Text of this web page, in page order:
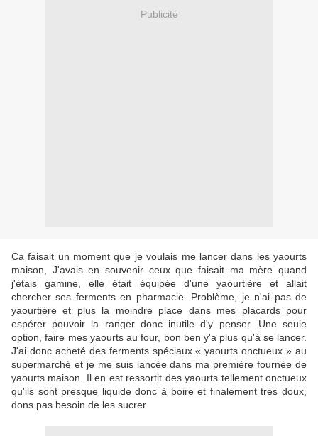
Publicité
Ca faisait un moment que je voulais me lancer dans les yaourts
maison, J'avais en souvenir ceux que faisait ma mère quand
j'étais gamine, elle était équipée d'une yaourtière et allait
chercher ses ferments en pharmacie. Problème, je n'ai pas de
yaourtière et plus la moindre place dans mes placards pour
espérer pouvoir la ranger donc inutile d'y penser. Une seule
option, faire mes yaourts au four, bon ben y'a plus qu'à se lancer.
J'ai donc acheté des ferments spéciaux « yaourts onctueux » au
supermarché et je me suis lancée dans ma première fournée de
yaourts maison. Il en est ressortit des yaourts tellement onctueux
qu'ils sont presque liquide donc à boire et finalement très doux,
dons pas besoin de les sucrer.